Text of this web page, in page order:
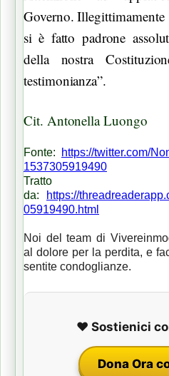
Governo. Illegittimamente
si è fatto padrone
della nostra
testimonianza”.
Cit. Antonella Luongo
Fonte:
https://twitter.com/
1537305919490
Tratto
da:
https://
05919490.html
Noi del team di
al dolore per la perdita, e
sentite condoglianze.
❤️ Sostienici
Dona Ora